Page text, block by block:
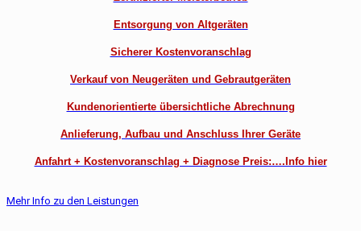
Entsorgung von Altgeräten
Sicherer Kostenvoranschlag
Verkauf von Neugeräten und Gebrautgeräten
Kundenorientierte übersichtliche Abrechnung
Anlieferung, Aufbau und Anschluss Ihrer Geräte
Anfahrt + Kostenvoranschlag + Diagnose Preis:….Info hier
Mehr Info zu den Leistungen